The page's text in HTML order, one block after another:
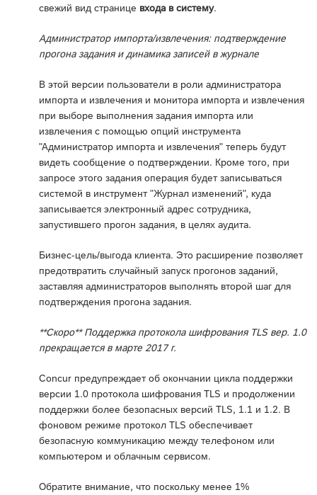
свежий вид странице входа в систему.
Администратор импорта/извлечения: подтверждение
прогона задания и динамика записей в журнале
В этой версии пользователи в роли администратора
импорта и извлечения и монитора импорта и извлечения
при выборе выполнения задания импорта или
извлечения с помощью опций инструмента
"Администратор импорта и извлечения" теперь будут
видеть сообщение о подтверждении. Кроме того, при
запросе этого задания операция будет записываться
системой в инструмент "Журнал изменений", куда
записывается электронный адрес сотрудника,
запустившего прогон задания, в целях аудита.
Бизнес-цель/выгода клиента. Это расширение позволяет
предотвратить случайный запуск прогонов заданий,
заставляя администраторов выполнять второй шаг для
подтверждения прогона задания.
**Скоро** Поддержка протокола шифрования TLS вер. 1.0
прекращается в марте 2017 г.
Concur предупреждает об окончании цикла поддержки
версии 1.0 протокола шифрования TLS и продолжении
поддержки более безопасных версий TLS, 1.1 и 1.2. В
фоновом режиме протокол TLS обеспечивает
безопасную коммуникацию между телефоном или
компьютером и облачным сервисом.
Обратите внимание, что поскольку менее 1%